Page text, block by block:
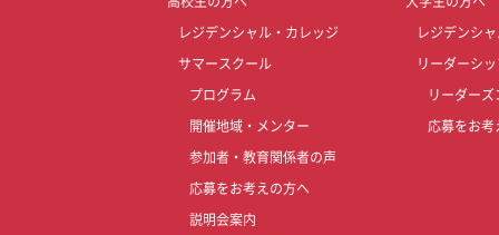
レジデンシャル・カレッジ
サマースクール
プログラム
開催地域・メンター
参加者・教育関係者の声
応募をお考えの方へ
説明会案内
レジデンシ
リーダーシ
リーダーズ
応募をお考